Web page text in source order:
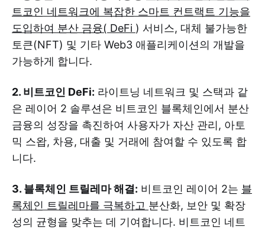
트코인 ​​네트워크에 복잡한 스마트 컨트랙트 기능을
도입하여 분산 금융( DeFi ) 서비스, 대체 불가능한
토큰(NFT) 및 기타 Web3 애플리케이션의 개발을
가능하게 합니다.
2. 비트코인 ​​DeFi: 라이트닝 네트워크 및 스택과 같
은 레이어 2 솔루션은 비트코인 ​​블록체인에서 분산
금융의 성장을 촉진하여 사용자가 자산 관리, 아토
믹 스왑, 차용, 대출 및 거래에 참여할 수 있도록 합
니다.
3. 블록체인 트릴레마 해결: 비트코인 ​​레이어 2는 블
록체인 트릴레마를 극복하고 분산화, 보안 및 확장
성의 균형을 맞추는 데 기여합니다. 비트코인 네트